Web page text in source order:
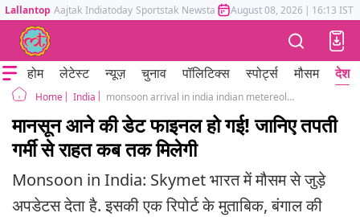
Lallantop Aajtak Indiatoday Sportstak Newstak Mumbai Tak Astrotak
August 08, 2026 | 16:13 IST
होम लेटेस्ट न्यूज़ चुनाव पॉलिटिक्स स्पोर्ट्स मौसम देश
Home India monsoon arrival in india indian metereologocal department update rainfall in southern states
मानसून आने की डेट फाइनल हो गई! जानिए तपती
गर्मी से राहत कब तक मिलेगी
Monsoon in India: Skymet भारत में मौसम से जुड़े
अपडेटस देता है. इसकी एक रिपोर्ट के मुताबिक, बंगाल की